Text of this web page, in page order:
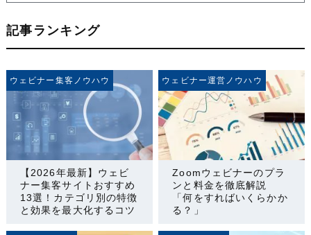
記事ランキング
ウェビナー集客ノウハウ
【2026年最新】ウェビ
ナー集客サイトおすすめ
13選！カテゴリ別の特徴
と効果を最大化するコツ
ウェビナー運営ノウハウ
Zoomウェビナーのプラ
ンと料金を徹底解説
「何をすればいくらかか
る？」